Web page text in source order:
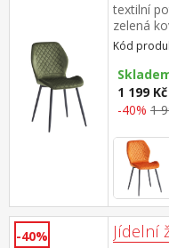
textilní
zelená
černá
do 120 kg
Kód
1 199 Kč
-40% 1
-40% Jídelní